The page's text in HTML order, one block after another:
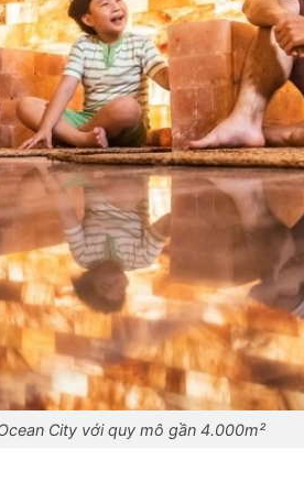
City với quy mô gần 4.000m²